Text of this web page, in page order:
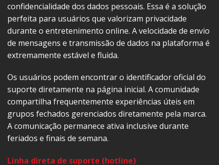
confidencialidade dos dados pessoais. Essa é a solução
perfeita para usuários que valorizam privacidade
durante o entretenimento online. A velocidade de envio
de mensagens e transmissão de dados na plataforma é
extremamente estável e fluida.
Os usuários podem encontrar o identificador oficial do
suporte diretamente na página inicial. A comunidade
compartilha frequentemente experiências úteis em
grupos fechados gerenciados diretamente pela marca.
A comunicação permanece ativa inclusive durante
feriados e finais de semana.
Linha direta de suporte (hotline)